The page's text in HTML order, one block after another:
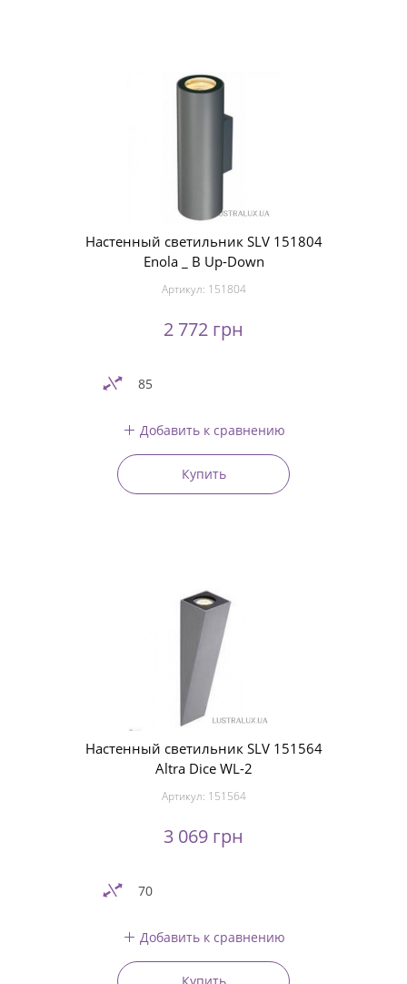
Настенный светильник SLV 151804
Enola _ B Up-Down
Артикул: 151804
2 772 грн
85
Добавить к сравнению
Купить
Настенный светильник SLV 151564
Altra Dice WL-2
Артикул: 151564
3 069 грн
70
Добавить к сравнению
Купить